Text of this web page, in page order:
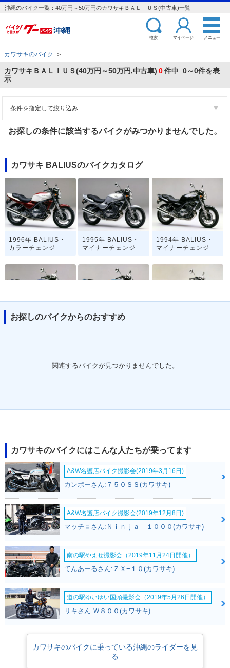
沖縄のバイク一覧：40万円～50万円のカワサキＢＡＬＩＵＳ(中古車)一覧
検索 マイページ メニュー
カワサキのバイク ＞
カワサキＢＡＬＩＵＳ(40万円～50万円,中古車) 0件中 0～0件を表
示
条件を指定して絞り込み
お探しの条件に該当するバイクがみつかりませんでした。
カワサキ BALIUSのバイクカタログ
1996年 BALIUS・
カラーチェンジ
1995年 BALIUS・
マイナーチェンジ
1994年 BALIUS・
マイナーチェンジ
お探しのバイクからのおすすめ
関連するバイクが見つかりませんでした。
カワサキのバイクにはこんな人たちが乗ってます
A&W名護店バイク撮影会(2019年3月16日)
カンポーさん:７５０ＳＳ(カワサキ)
A&W名護店バイク撮影会(2019年12月8日)
マッチョさん:Ｎｉｎｊａ １０００(カワサキ)
南の駅やえせ撮影会（2019年11月24日開催）
てんあーるさん:ＺＸ−１０(カワサキ)
道の駅ゆいゆい国頭撮影会（2019年5月26日開催）
リキさん:Ｗ８００(カワサキ)
カワサキのバイクに乗っている沖縄のライダーを見
る